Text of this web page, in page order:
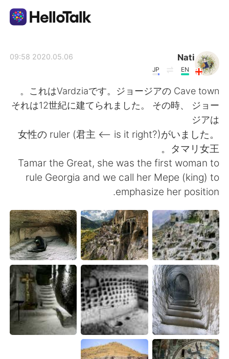
العربية
繁體中文 Español
日本語 한국어
Русский ไทย
Indonesia Italiano
Türkçe Tiếng Việt
Português
Nati
EN
JP
2020.05.06 09:58
これはVardziaです。ジョージアの Cave town。
それは12世紀に建てられました。 その時、 ジョー
ジアは
女性の ruler (君主 <-- is it right?)がいました。
タマリ女王。
Tamar the Great, she was the first woman to
rule Georgia and we call her Mepe (king) to
emphasize her position.